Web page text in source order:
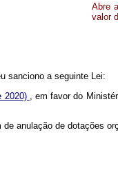
Abre
valor
sanciono a seguinte Lei:
2020)
, em favor do
anulação de dotações